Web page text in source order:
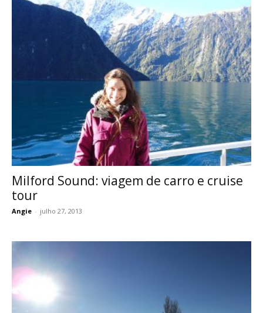
Milford Sound: viagem de carro e cruise
tour
Angie - julho 27, 2013